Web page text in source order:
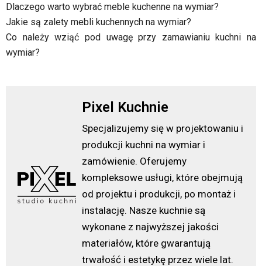
Dlaczego warto wybrać meble kuchenne na wymiar?
Jakie są zalety mebli kuchennych na wymiar?
Co należy wziąć pod uwagę przy zamawianiu kuchni na
wymiar?
Pixel Kuchnie
Specjalizujemy się w projektowaniu i
produkcji kuchni na wymiar i
zamówienie. Oferujemy
kompleksowe usługi, które obejmują
od projektu i produkcji, po montaż i
instalację. Nasze kuchnie są
wykonane z najwyższej jakości
materiałów, które gwarantują
trwałość i estetykę przez wiele lat.